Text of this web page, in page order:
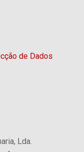
de Dados
Lda.